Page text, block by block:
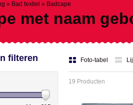
» Bad textiel » Badcape
met naam
Foto-tabel
19 Producten
filteren